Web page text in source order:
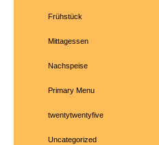
Frühstück
Mittagessen
Nachspeise
Primary Menu
twentytwentyfive
Uncategorized